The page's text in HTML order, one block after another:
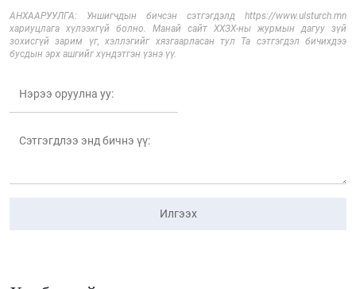
АНХААРУУЛГА: Уншигчдын бичсэн сэтгэгдэлд https://www.ulsturch.mn
хариуцлага хүлээхгүй болно. Манай сайт ХХЗХ-ны журмын дагуу зүй
зохисгүй зарим үг, хэллэгийг хязгаарласан тул Та сэтгэгдэл бичихдээ
бусдын эрх ашгийг хүндэтгэн үзнэ үү.
Илгээх